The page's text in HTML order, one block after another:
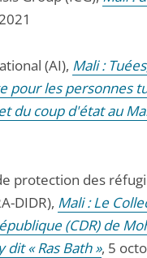
(AI), Mali :
pour les personnes
du coup d'état au
protection des
DIDR), Mali : Le
(CDR) de
dit « Ras Bath », 5